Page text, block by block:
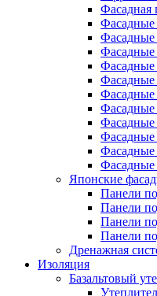
Фасадная
Фасадные
Фасадные
Фасадные
Фасадные
Фасадные
Фасадные
Фасадные
Фасадные
Фасадные
Фасадные
Японские
Панели
Панели
Панели
Панели
Дренажная
Изоляция
Базальтовый